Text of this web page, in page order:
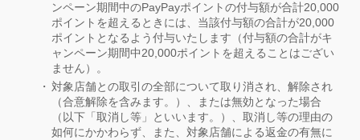
ンペーン期間中のPayPayポイントの付与額が合計20,000
ポイントを超えるときには、当該付与額の合計が20,000
ポイントとなるよう付与いたします（付与額の合計がキ
ャンペーン期間中20,000ポイントを超えることはござい
ません）。
対象店舗との取引の全部について取り消され、解除され
（合意解除を含みます。）、または無効となった場合
（以下「取消し等」といいます。）、取消し等の理由の
如何にかかわらず、また、対象店舗による返金の有無に